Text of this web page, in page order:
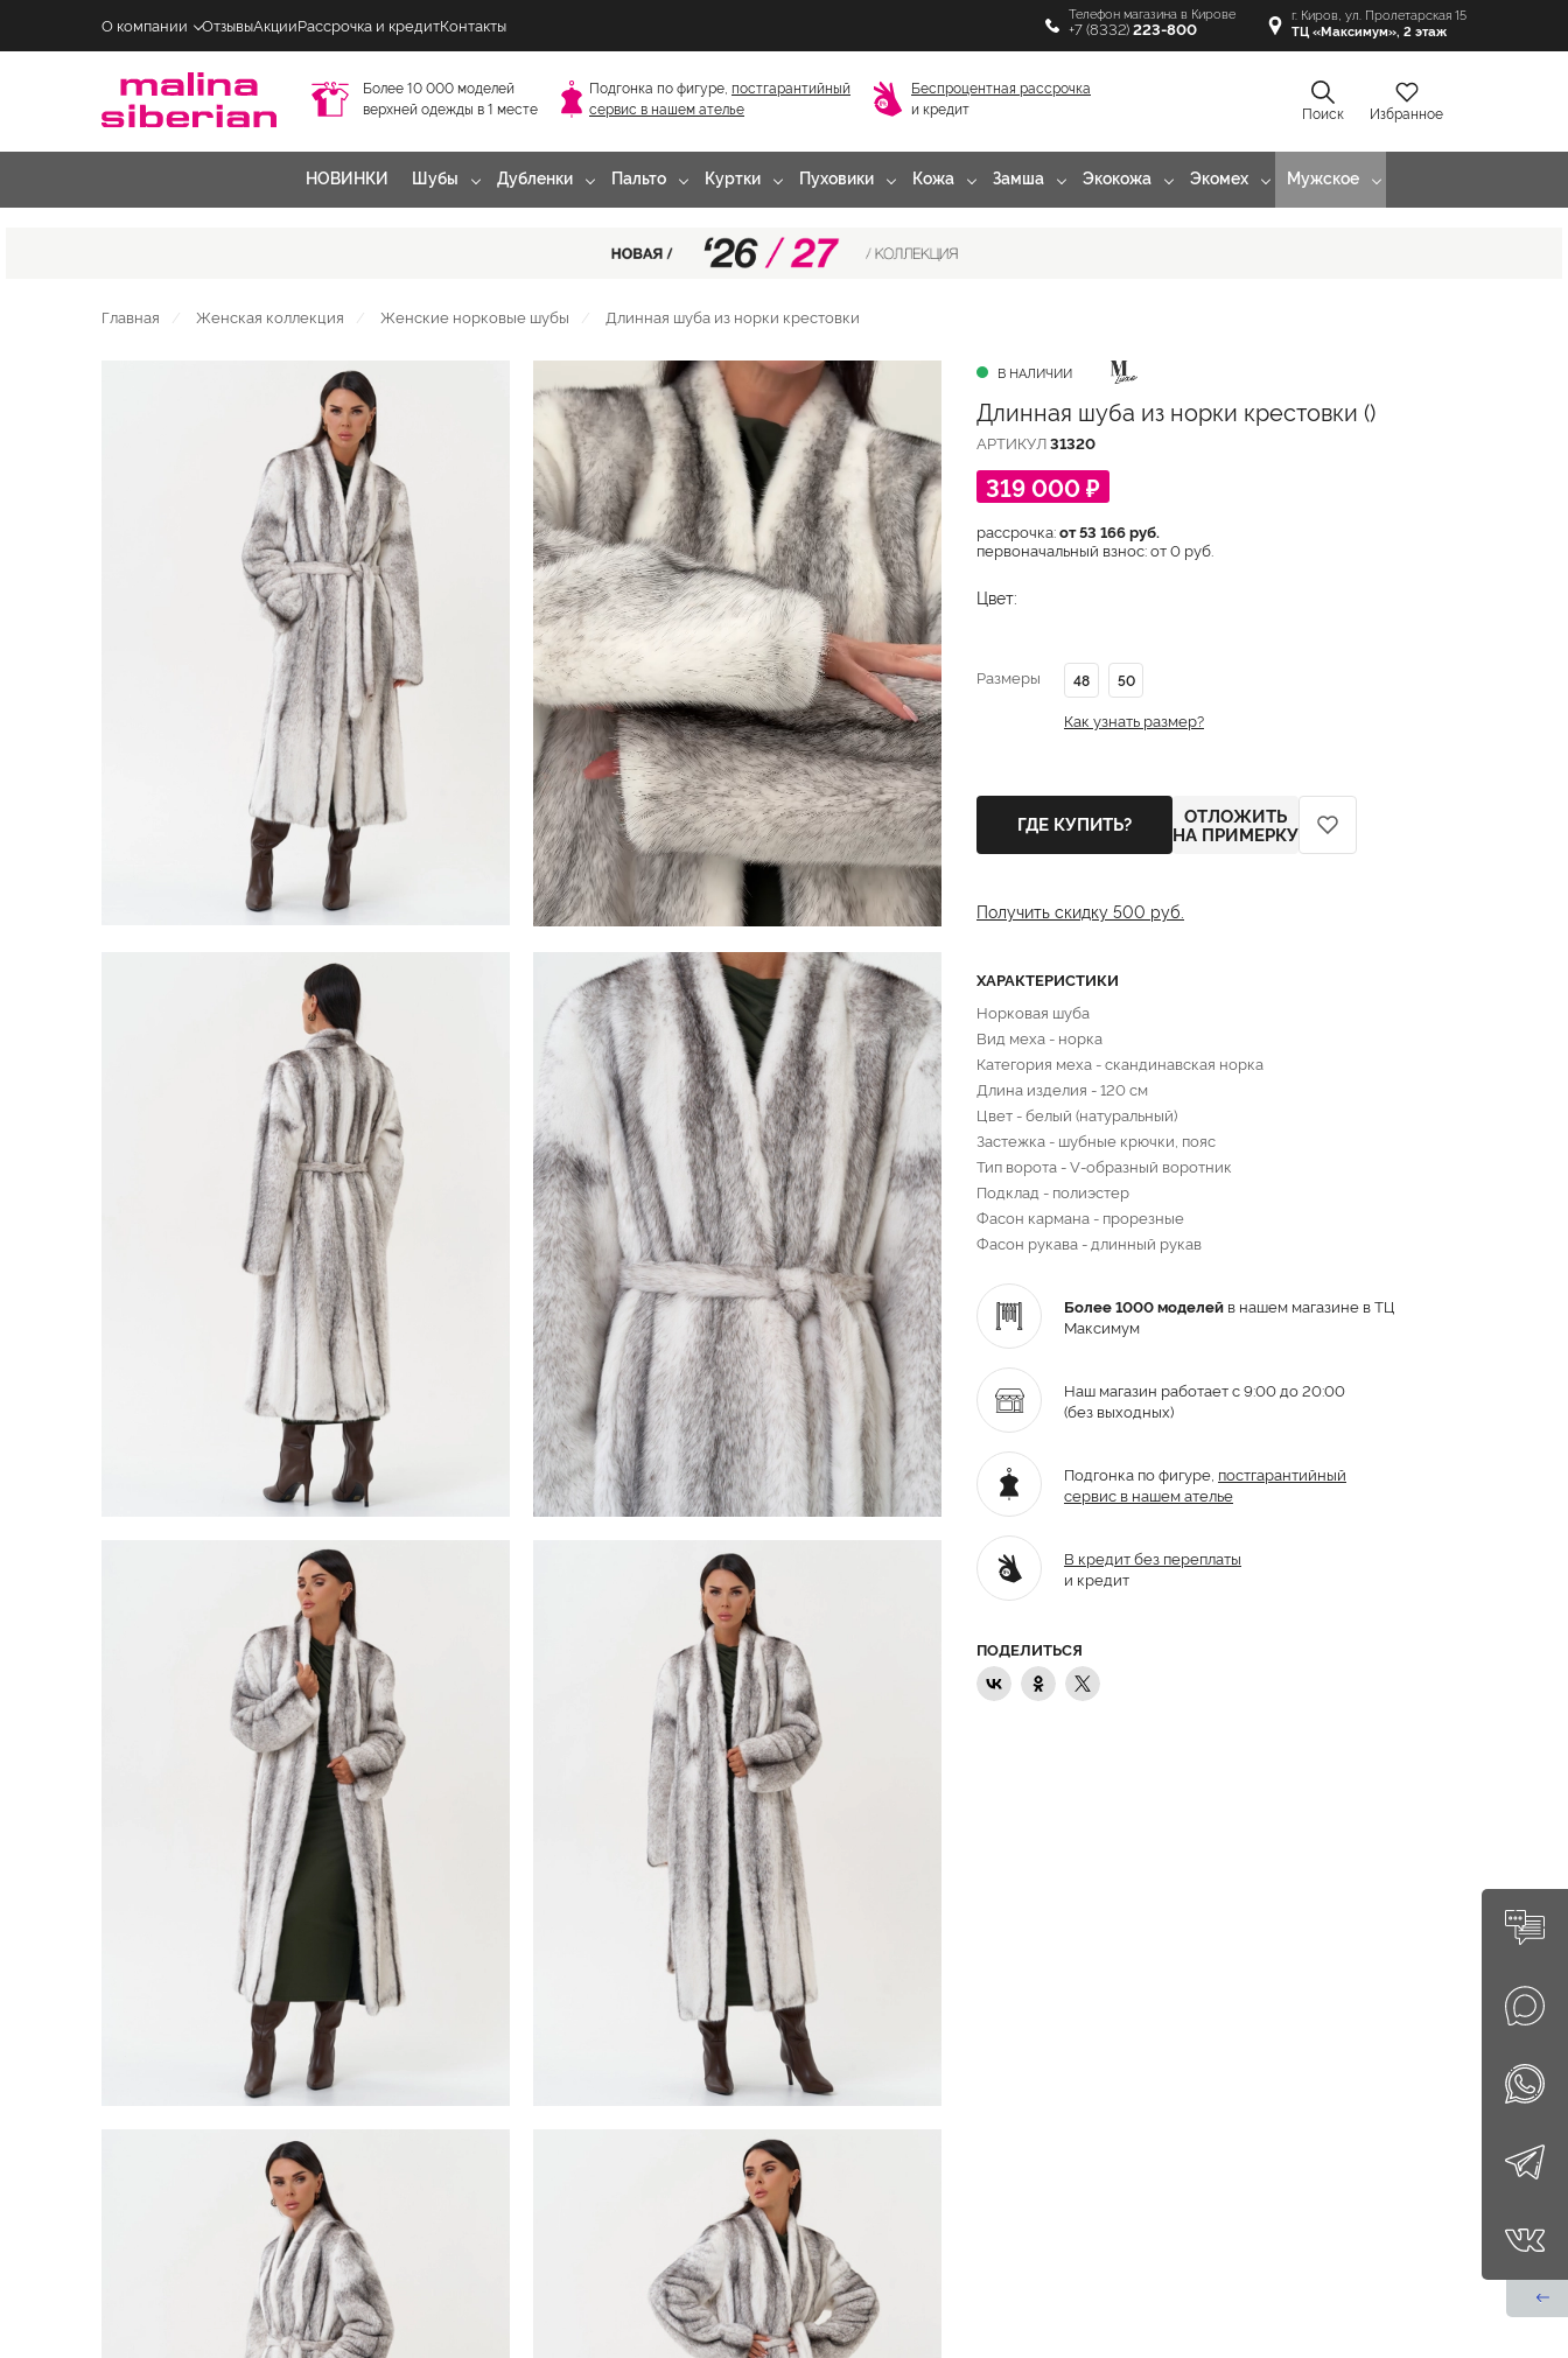
О компании ОтзывыАкцииРассрочка и кредитКонтакты
Телефон магазина в Кирове
+7 (8332) 223-800
г. Киров, ул. Пролетарская 15
ТЦ «Максимум», 2 этаж
Более 10 000 моделей
верхней одежды в 1 месте
Подгонка по фигуре, постгарантийный
сервис в нашем ателье
Беспроцентная рассрочка
и кредит
Поиск Избранное
НОВИНКИ Шубы Дубленки Пальто Куртки Пуховики Кожа Замша Экокожа Экомех Мужское
Главная Женская коллекция Женские норковые шубы Длинная шуба из норки крестовки
В НАЛИЧИИ
Длинная шуба из норки крестовки ()
АРТИКУЛ31320
319 000 ₽
рассрочка:от 53 166 руб.
первоначальный взнос: от 0 руб.
Цвет:
Размеры 48 50
Как узнать размер?
ГДЕ КУПИТЬ? ОТЛОЖИТЬ
НА ПРИМЕРКУ
Получить скидку 500 руб.
ХАРАКТЕРИСТИКИ
Норковая шуба
Вид меха - норка
Категория меха - скандинавская норка
Длина изделия - 120 см
Цвет - белый (натуральный)
Застежка - шубные крючки, пояс
Тип ворота - V-образный воротник
Подклад - полиэстер
Фасон кармана - прорезные
Фасон рукава - длинный рукав
Более 1000 моделей в нашем магазине в ТЦ
Максимум
Наш магазин работает с 9:00 до 20:00
(без выходных)
Подгонка по фигуре, постгарантийный
сервис в нашем ателье
В кредит без переплаты
и кредит
ПОДЕЛИТЬСЯ